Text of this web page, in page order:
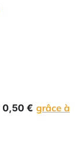
0,50 € grâce à